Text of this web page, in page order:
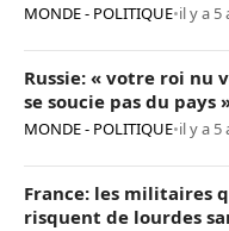
MONDE - POLITIQUE•il y a 5
Russie: « votre roi nu
se soucie pas du
Poutine
MONDE - POLITIQUE•il y a 5
France: les militaires
risquent de lourdes